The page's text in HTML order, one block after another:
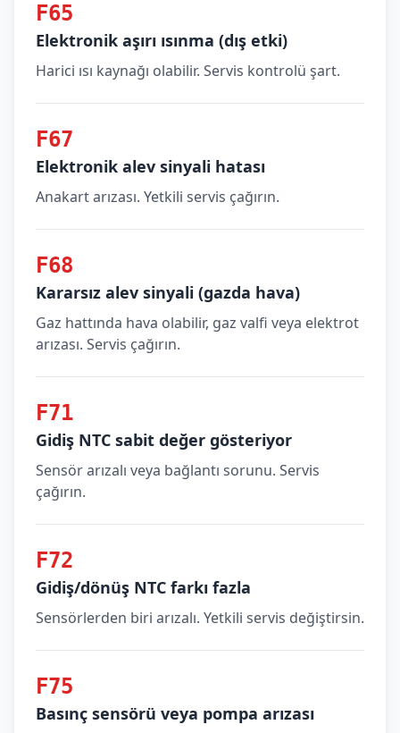
F65
Elektronik aşırı ısınma (dış etki)
Harici ısı kaynağı olabilir. Servis kontrolü şart.
F67
Elektronik alev sinyali hatası
Anakart arızası. Yetkili servis çağırın.
F68
Kararsız alev sinyali (gazda hava)
Gaz hattında hava olabilir, gaz valfi veya elektrot
arızası. Servis çağırın.
F71
Gidiş NTC sabit değer gösteriyor
Sensör arızalı veya bağlantı sorunu. Servis
çağırın.
F72
Gidiş/dönüş NTC farkı fazla
Sensörlerden biri arızalı. Yetkili servis değiştirsin.
F75
Basınç sensörü veya pompa arızası